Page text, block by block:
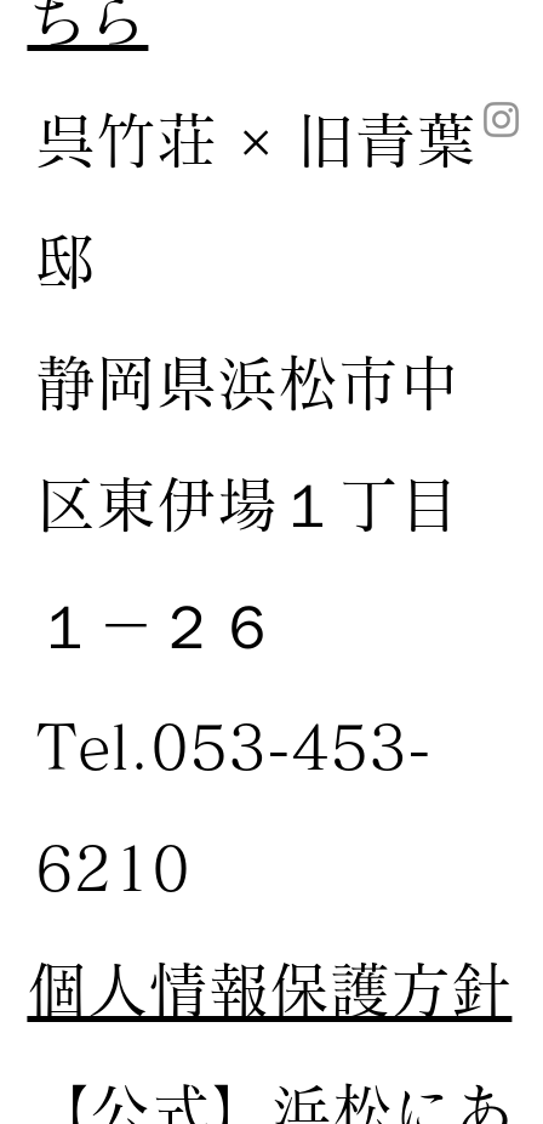
呉竹荘 × 旧青葉
邸
静岡県浜松市中
区東伊場１丁目
１－２６
Tel.053-453-
6210
個人情報保護方針
【公式】 浜松にあ
ちら